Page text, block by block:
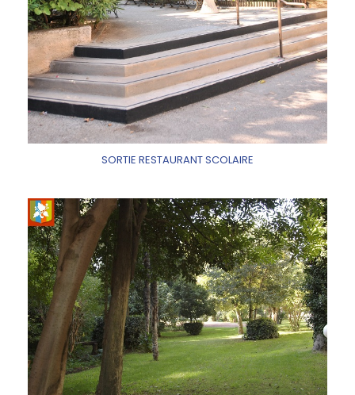
SORTIE RESTAURANT SCOLAIRE